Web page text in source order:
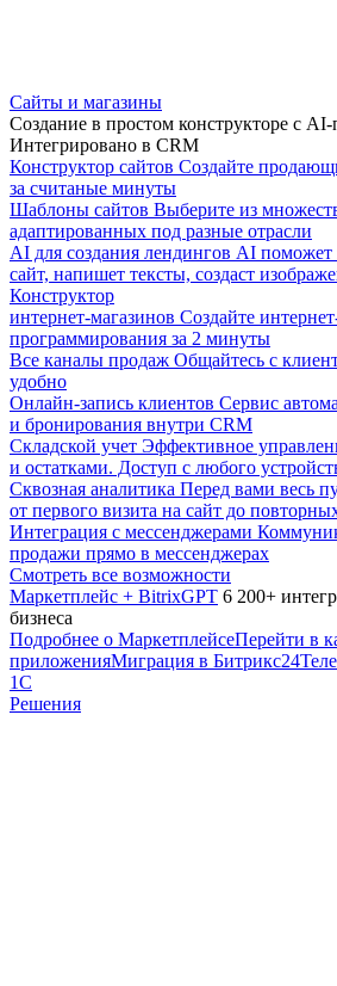
Сайты и магазины
Создание в простом конструкторе с
Интегрировано в CRM
Конструктор сайтов Создайте
за считаные минуты
Шаблоны сайтов Выберите из
адаптированных под разные отрасли
AI для создания лендингов AI поможет
сайт, напишет тексты, создаст
Конструктор
интернет-магазинов Создайте
программирования за 2 минуты
Все каналы продаж Общайтесь с
удобно
Онлайн-запись клиентов Сервис
и бронирования внутри CRM
Складской учет Эффективное
и остатками. Доступ с любого
Сквозная аналитика Перед вами весь
от первого визита на сайт до
Интеграция с мессенджерами
продажи прямо в мессенджерах
Смотреть все возможности
Маркетплейс + BitrixGPT 6 200+
бизнеса
Подробнее о МаркетплейсеПерейти в
приложенияМиграция в Битрикс24
1С
Решения